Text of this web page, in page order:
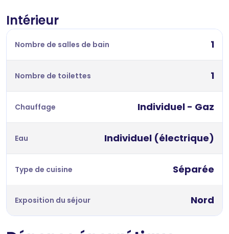
Intérieur
Nombre de salles de bain 1
Nombre de toilettes 1
Chauffage Individuel - Gaz
Eau Individuel (électrique)
Type de cuisine Séparée
Exposition du séjour Nord